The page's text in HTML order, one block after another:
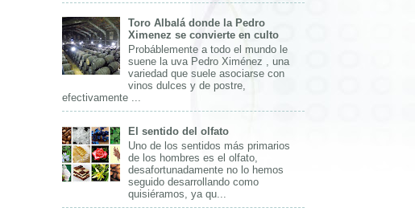
Toro Albalá donde la Pedro
Ximenez se convierte en culto
Probáblemente a todo el mundo le
suene la uva Pedro Ximénez , una
variedad que suele asociarse con
vinos dulces y de postre,
efectivamente ...
El sentido del olfato
Uno de los sentidos más primarios
de los hombres es el olfato,
desafortunadamente no lo hemos
seguido desarrollando como
quisiéramos, ya qu...